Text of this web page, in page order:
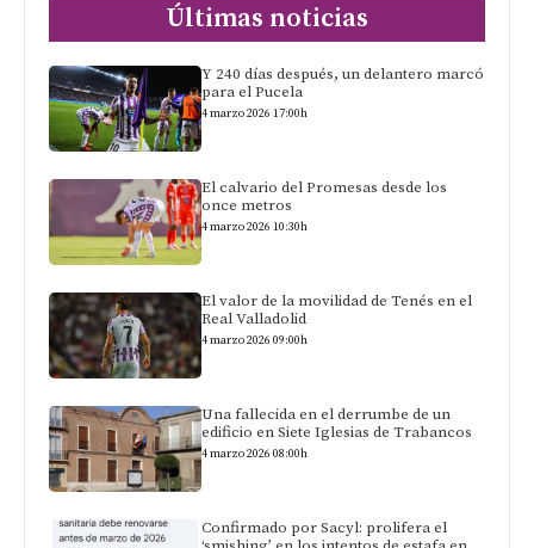
Últimas noticias
Y 240 días después, un delantero marcó
para el Pucela
4 marzo 2026 17:00h
El calvario del Promesas desde los
once metros
4 marzo 2026 10:30h
El valor de la movilidad de Tenés en el
Real Valladolid
4 marzo 2026 09:00h
Una fallecida en el derrumbe de un
edificio en Siete Iglesias de Trabancos
4 marzo 2026 08:00h
Confirmado por Sacyl: prolifera el